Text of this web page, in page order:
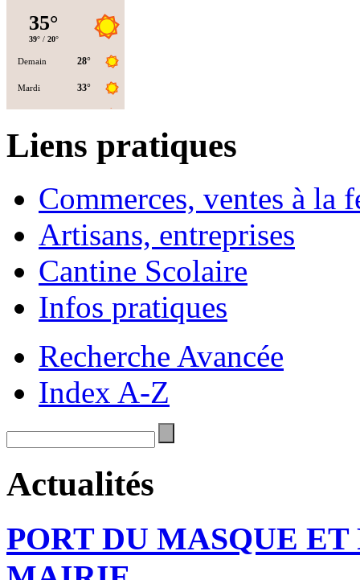
Liens pratiques
Commerces, ventes à la
Artisans, entreprises
Cantine Scolaire
Infos pratiques
Recherche Avancée
Index A-Z
Actualités
PORT DU MASQUE